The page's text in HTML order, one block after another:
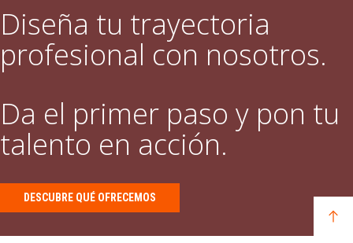
Diseña tu trayectoria
profesional con nosotros.
Da el primer paso y pon tu
talento en acción.
DESCUBRE QUÉ OFRECEMOS